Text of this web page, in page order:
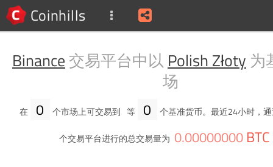
Coinhills
Binance 交易平台中以 Polish Złoty 为
场
在 0 个市场上可交易到 等 0 个基准货币。最近24小时，
个交易平台进行的总交易量为 0.00000000 BTC